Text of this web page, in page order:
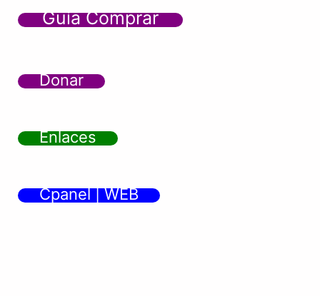
Guía Comprar
Donar
Enlaces
Cpanel | WEB